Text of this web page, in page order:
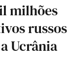
milhões
russos
Ucrânia